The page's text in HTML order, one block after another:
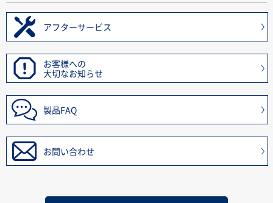
アフターサービス
お客様への
大切なお知らせ
製品FAQ
お問い合わせ